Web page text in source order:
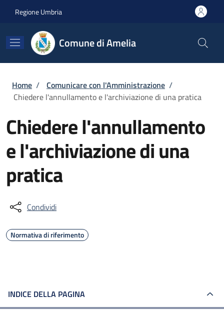
Regione Umbria
Comune di Amelia
Briciole di pane
Home / Comunicare con l'Amministrazione /
Chiedere l'annullamento e l'archiviazione di una pratica
Chiedere l'annullamento
e l'archiviazione di una
pratica
Condividi
Normativa di riferimento
INDICE DELLA PAGINA